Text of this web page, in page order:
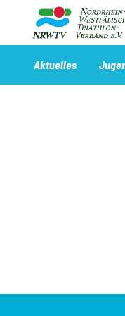
Inhalt
Aktuelles